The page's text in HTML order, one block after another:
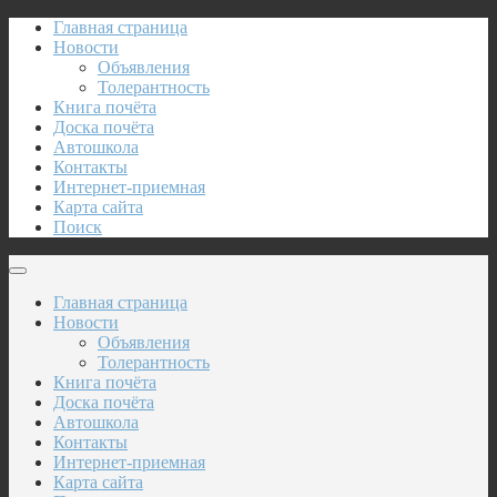
Главная страница
Новости
Объявления
Толерантность
Книга почёта
Доска почёта
Автошкола
Контакты
Интернет-приемная
Карта сайта
Поиск
Главная страница
Новости
Объявления
Толерантность
Книга почёта
Доска почёта
Автошкола
Контакты
Интернет-приемная
Карта сайта